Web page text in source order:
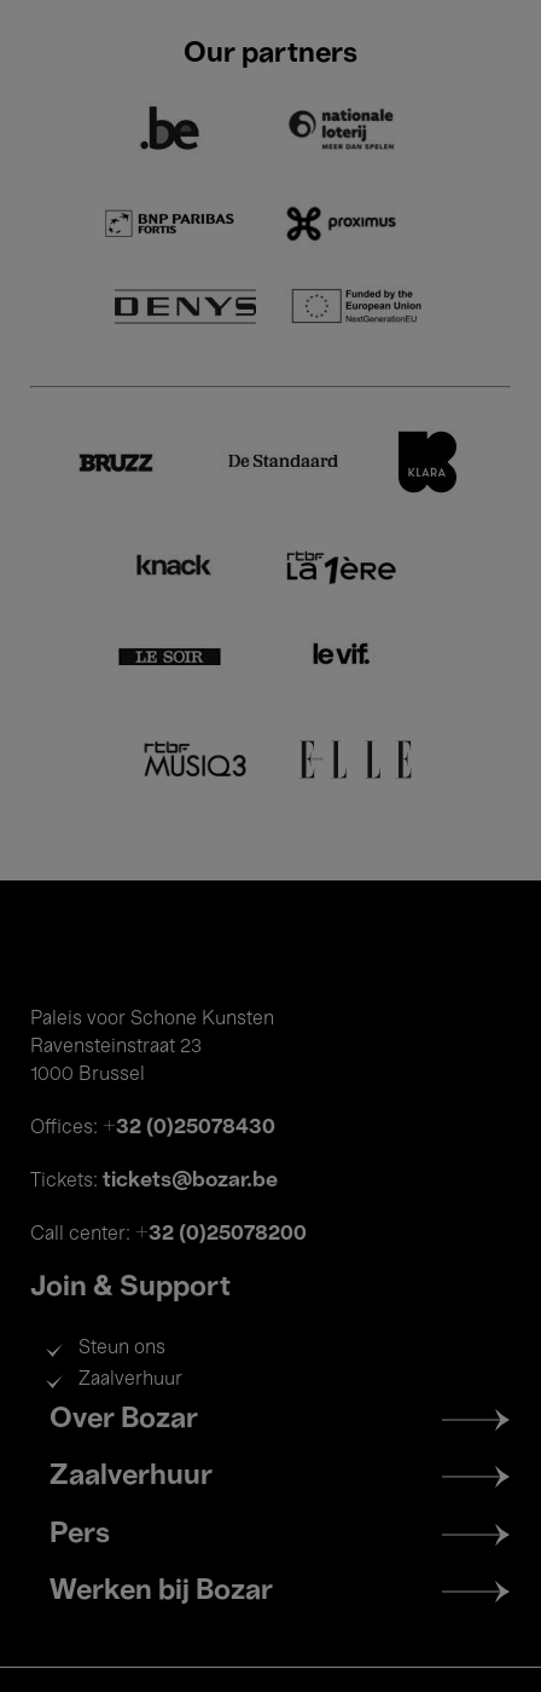
Our partners
Paleis voor Schone Kunsten
Ravensteinstraat 23
1000 Brussel
Offices: +32 (0)25078430
Tickets: tickets@bozar.be
Call center: +32 (0)25078200
Join & Support
Steun ons
Zaalverhuur
Footer
menu
Over Bozar
Zaalverhuur
Pers
Werken bij Bozar